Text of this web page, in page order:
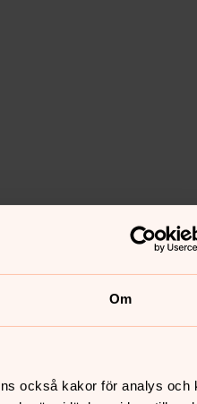
Om
också kakor för analys och